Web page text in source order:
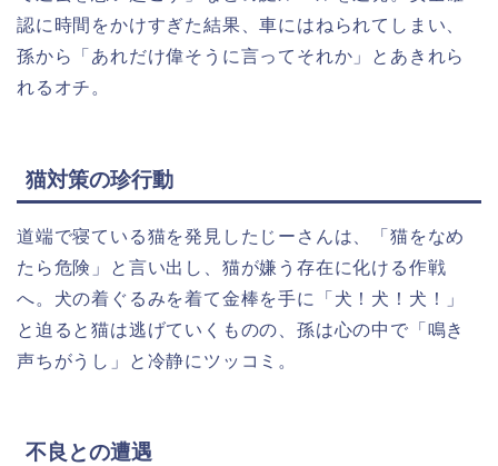
認に時間をかけすぎた結果、車にはねられてしまい、
孫から「あれだけ偉そうに言ってそれか」とあきれら
れるオチ。
猫対策の珍行動
道端で寝ている猫を発見したじーさんは、「猫をなめ
たら危険」と言い出し、猫が嫌う存在に化ける作戦
へ。犬の着ぐるみを着て金棒を手に「犬！犬！犬！」
と迫ると猫は逃げていくものの、孫は心の中で「鳴き
声ちがうし」と冷静にツッコミ。
不良との遭遇